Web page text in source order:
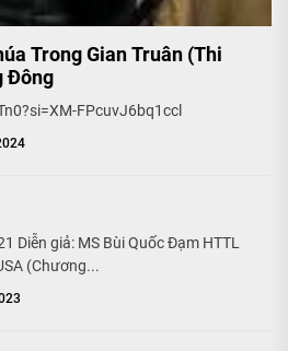
Trong Gian Truân (Thi
Đông
FPcuvJ6bq1ccl
Diễn giả: MS Bùi Quốc Đạm HTTL
(Chương...